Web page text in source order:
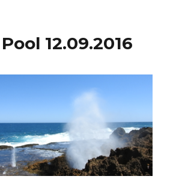
12.09.2016